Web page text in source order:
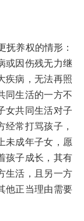
养权的情形：
或因伤残无力继
疾病，无法再照
同生活的一方不
女共同生活对子
常打骂孩子，
未成年子女，愿
孩子成长，其有
生活，且另一方
他正当理由需要